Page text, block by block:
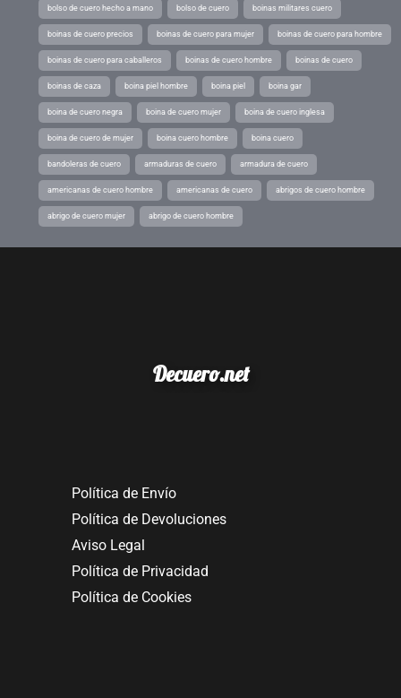
bolso de cuero hecho a mano bolso de cuero boinas militares cuero
boinas de cuero precios boinas de cuero para mujer boinas de cuero para hombre
boinas de cuero para caballeros boinas de cuero hombre boinas de cuero
boinas de caza boina piel hombre boina piel boina gar
boina de cuero negra boina de cuero mujer boina de cuero inglesa
boina de cuero de mujer boina cuero hombre boina cuero
bandoleras de cuero armaduras de cuero armadura de cuero
americanas de cuero hombre americanas de cuero abrigos de cuero hombre
abrigo de cuero mujer abrigo de cuero hombre
Decuero.net
Política de Envío
Política de Devoluciones
Aviso Legal
Política de Privacidad
Política de Cookies